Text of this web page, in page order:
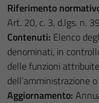
Riferimento
Art. 20, c. 3, d.lgs. n.
Contenuti: Elenco
denominati, in
delle funzioni
dell’amministrazione
Aggiornamento: